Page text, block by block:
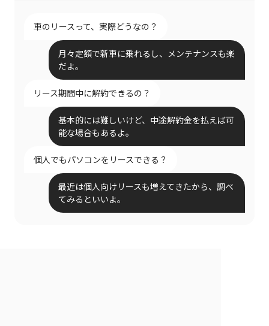
車のリースって、実際どうなの？
月々定額で新車に乗れるし、メンテナンスも楽
だよ。
リース期間中に解約できるの？
基本的には難しいけど、中途解約金を払えば可
能な場合もあるよ。
個人でもパソコンをリースできる？
最近は個人向けリースも増えてきたから、調べ
てみるといいよ。